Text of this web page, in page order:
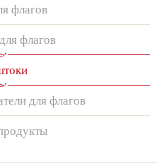
флагов
флагов
для флагов